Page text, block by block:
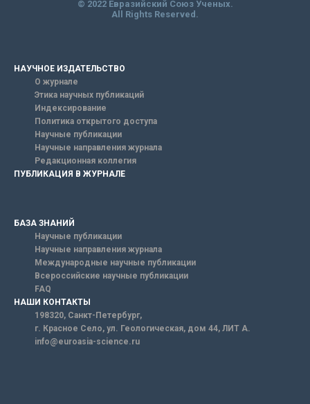
© 2022 Евразийский Союз Ученых.
All Rights Reserved.
НАУЧНОЕ ИЗДАТЕЛЬСТВО
О журнале
Этика научных публикаций
Индексирование
Политика открытого доступа
Научные публикации
Научные направления журнала
Редакционная коллегия
ПУБЛИКАЦИЯ В ЖУРНАЛЕ
БАЗА ЗНАНИЙ
Научные публикации
Научные направления журнала
Международные научные публикации
Всероссийские научные публикации
FAQ
НАШИ КОНТАКТЫ
198320, Санкт-Петербург,
г. Красное Село, ул. Геологическая, дом 44, ЛИТ А.
info@euroasia-science.ru